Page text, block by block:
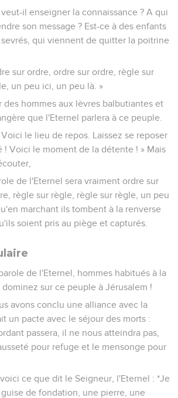
il enseigner la connaissance ? A qui
son message ? Est-ce à des enfants
qui viennent de quitter la poitrine
sur ordre, ordre sur ordre, règle sur
un peu ici, un peu là. »
des hommes aux lèvres balbutiantes et
que l'Eternel parlera à ce peuple.
le lieu de repos. Laissez se reposer
! Voici le moment de la détente ! » Mais
de l'Eternel sera vraiment ordre sur
règle sur règle, règle sur règle, un peu
marchant ils tombent à la renverse
soient pris au piège et capturés.
de l'Eternel, hommes habitués à la
sur ce peuple à Jérusalem !
avons conclu une alliance avec la
un pacte avec le séjour des morts :
passera, il ne nous atteindra pas,
pour refuge et le mensonge pour
ce que dit le Seigneur, l'Eternel : *Je
de fondation, une pierre, une